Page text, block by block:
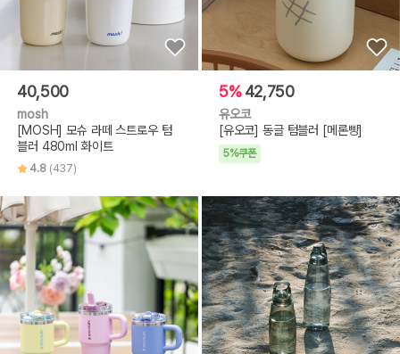
40,500
mosh
[MOSH] 모슈 라떼 스트로우 텀
블러 480ml 화이트
4.8 (437)
5% 42,750
유오코
[유오코] 동글 텀블러 [메론빵]
5%쿠폰